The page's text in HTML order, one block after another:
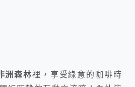
洲森林裡，享受綠意的咖啡時